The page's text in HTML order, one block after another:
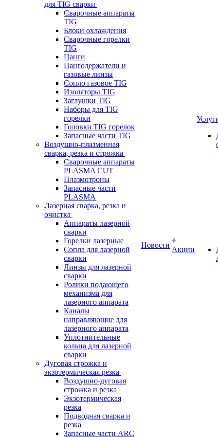
для TIG сварки
Сварочные аппараты
TIG
Блоки охлаждения
Сварочные горелки
TIG
Цанги
Цангодержатели и
газовые линзы
Сопло газовое TIG
Изоляторы TIG
Заглушки TIG
Наборы для TIG
горелки
Головки TIG горелок
Запасные части TIG
Воздушно-плазменная
сварка, резка и строжка
Сварочные аппараты
PLASMA CUT
Плазмотроны
Запасные части
PLASMA
Лазерная сварка, резка и
очистка
Аппараты лазерной
сварки
Горелки лазерные
Сопла для лазерной
сварки
Линзы для лазерной
сварки
Ролики подающего
механизма для
лазерного аппарата
Каналы
направляющие для
лазерного аппарата
Уплотнительные
кольца для лазерной
сварки
Дуговая строжка и
экзотермическая резка
Воздушно-дуговая
строжка и резка
Экзотермическая
резка
Подводная сварка и
резка
Запасные части ARC
Новости
Акции